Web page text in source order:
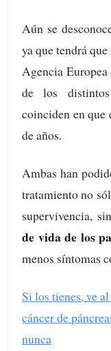
Aún se
ya que tendrá
Agencia
de los
coinciden en que
de años.
Ambas han
tratamiento no
supervivencia,
de vida de los
menos síntomas
Si los tienes, ve
cáncer de
nunca